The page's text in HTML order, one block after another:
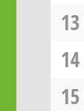
13
14
15